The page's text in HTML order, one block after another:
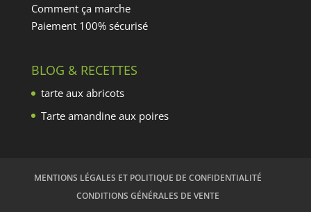
Comment ça marche
Paiement 100% sécurisé
BLOG & RECETTES
tarte aux abricots
Tarte amandine aux poires
MENTIONS LÉGALES ET POLITIQUE DE CONFIDENTIALITÉ
CONDITIONS GÉNÉRALES DE VENTE